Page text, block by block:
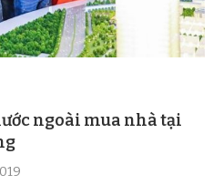
ngoài mua nhà tại